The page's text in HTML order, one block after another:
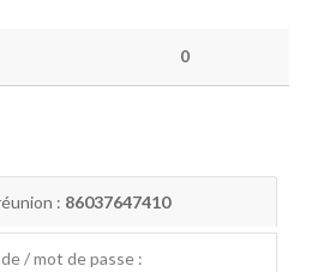
0
: 86037647410
/ mot de passe :